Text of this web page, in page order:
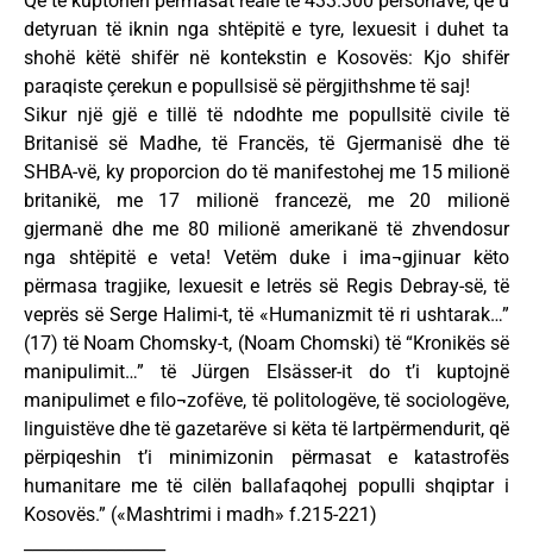
detyruan të iknin nga shtëpitë e tyre, lexuesit i duhet ta
shohë këtë shifër në kontekstin e Kosovës: Kjo shifër
paraqiste çerekun e popullsisë së përgjithshme të saj!
Sikur një gjë e tillë të ndodhte me popullsitë civile të
Britanisë së Madhe, të Francës, të Gjermanisë dhe të
SHBA-vë, ky proporcion do të manifestohej me 15 milionë
britanikë, me 17 milionë francezë, me 20 milionë
gjermanë dhe me 80 milionë amerikanë të zhvendosur
nga shtëpitë e veta! Vetëm duke i ima¬gjinuar këto
përmasa tragjike, lexuesit e letrës së Regis Debray-së, të
veprës së Serge Halimi-t, të «Humanizmit të ri ushtarak…”
(17) të Noam Chomsky-t, (Noam Chomski) të “Kronikës së
manipulimit…” të Jürgen Elsässer-it do t’i kuptojnë
manipulimet e filo¬zofëve, të politologëve, të sociologëve,
linguistëve dhe të gazetarëve si këta të lartpërmendurit, që
përpiqeshin t’i minimizonin përmasat e katastrofës
humanitare me të cilën ballafaqohej populli shqiptar i
Kosovës.” («Mashtrimi i madh» f.215-221)